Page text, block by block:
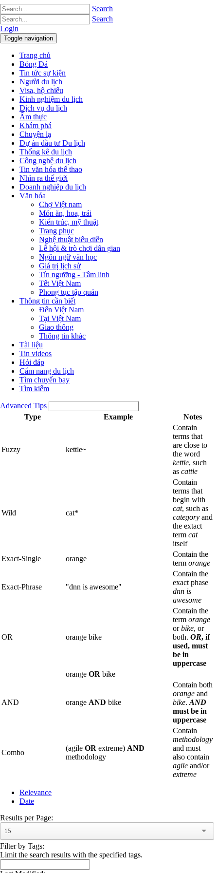
Search
Search
Login
Toggle navigation
Trang chủ
Bóng Đá
Tin tức sự kiện
Người du lịch
Visa, hộ chiếu
Kinh nghiệm du lịch
Dịch vụ du lịch
Ẩm thực
Khám phá
Chuyện lạ
Dự án đầu tư Du lịch
Thống kê du lịch
Công nghệ du lịch
Tin văn hóa thể thao
Nhìn ra thế giới
Doanh nghiệp du lịch
Văn hóa
Chợ Việt nam
Món ăn, hoa, trái
Kiến trúc, mỹ thuật
Trang phục
Nghệ thuật biểu diễn
Lễ hội & trò chơi dân gian
Ngôn ngữ văn học
Giá trị lịch sử
Tín ngưỡng - Tâm linh
Tết Việt Nam
Phong tục tập quán
Thông tin cần biết
Đến Việt Nam
Tại Việt Nam
Giao thông
Thông tin khác
Tài liệu
Tin videos
Hỏi đáp
Cẩm nang du lịch
Tìm chuyến bay
Tìm kiếm
Advanced Tips
Type
Example Notes
Fuzzy kettle~
Contain
terms that
are close to
the word
kettle, such
as cattle
Wild cat*
Contain
terms that
begin with
cat, such as
category and
the extact
term cat
itself
Exact-Single
orange
Contain the
term orange
Exact-Phrase "dnn is awesome"
Contain the
exact phase
dnn is
awesome
OR orange bike
Contain the
term orange
orbike, or
both. OR, if
used, must
be in
uppercase
orange OR bike
AND orange AND bike
Contain both
orange and
bike. AND
must be in
uppercase
Combo
(agile OR extreme) AND
methodology
Contain
methodology
and must
also contain
agile and/or
extreme
Relevance
Date
Results per Page:
15
Filter by Tags:
Limit the search results with the specified tags.